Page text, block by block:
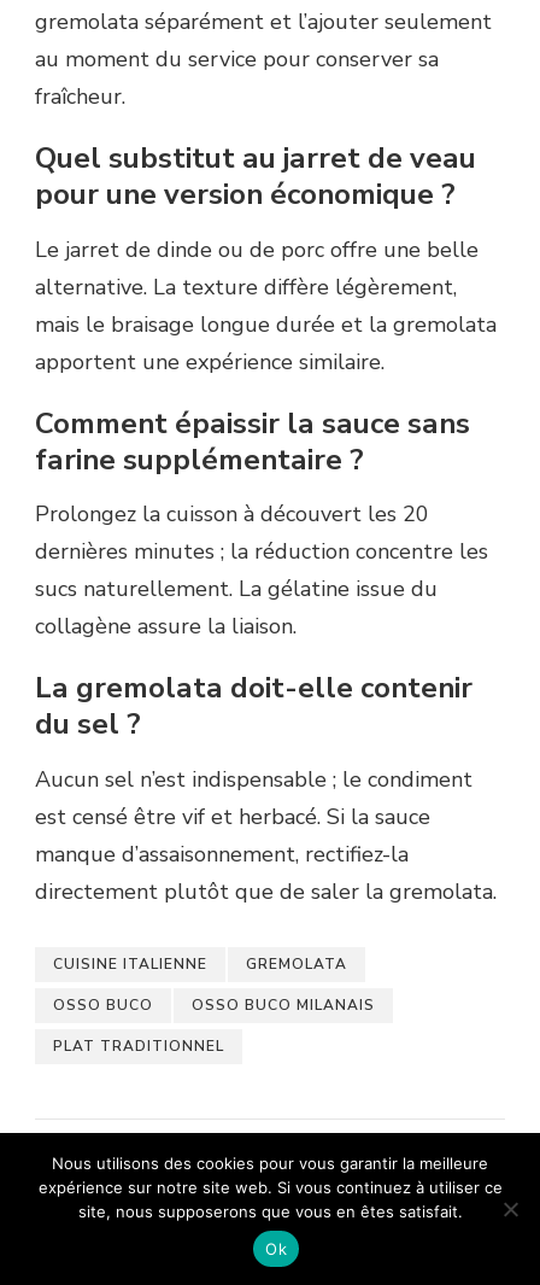
gremolata séparément et l’ajouter seulement
au moment du service pour conserver sa
fraîcheur.
Quel substitut au jarret de veau
pour une version économique ?
Le jarret de dinde ou de porc offre une belle
alternative. La texture diffère légèrement,
mais le braisage longue durée et la gremolata
apportent une expérience similaire.
Comment épaissir la sauce sans
farine supplémentaire ?
Prolongez la cuisson à découvert les 20
dernières minutes ; la réduction concentre les
sucs naturellement. La gélatine issue du
collagène assure la liaison.
La gremolata doit-elle contenir
du sel ?
Aucun sel n’est indispensable ; le condiment
est censé être vif et herbacé. Si la sauce
manque d’assaisonnement, rectifiez-la
directement plutôt que de saler la gremolata.
CUISINE ITALIENNE GREMOLATA
OSSO BUCO OSSO BUCO MILANAIS
PLAT TRADITIONNEL
Nous utilisons des cookies pour vous garantir la meilleure
expérience sur notre site web. Si vous continuez à utiliser ce
site, nous supposerons que vous en êtes satisfait.
Ok